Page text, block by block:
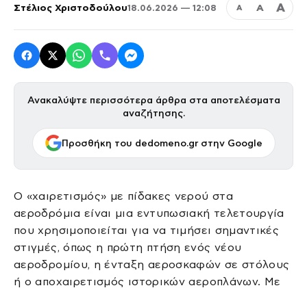
Στέλιος Χριστοδούλου18.06.2026 — 12:08 Α Α Α
Ανακαλύψτε περισσότερα άρθρα στα αποτελέσματα
αναζήτησης.
Προσθήκη του dedomeno.gr στην Google
Ο «χαιρετισμός» με πίδακες νερού στα
αεροδρόμια είναι μια εντυπωσιακή τελετουργία
που χρησιμοποιείται για να τιμήσει σημαντικές
στιγμές, όπως η πρώτη πτήση ενός νέου
αεροδρομίου, η ένταξη αεροσκαφών σε στόλους
ή ο αποχαιρετισμός ιστορικών αεροπλάνων. Με